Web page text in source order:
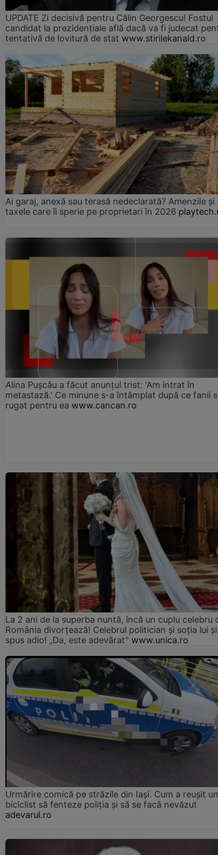
UPDATE Zi decisivă pentru Călin Georgescu! Fostul
candidat la prezidențiale află dacă va fi judecat
tentativă de lovitură de stat www.stirilekanald.ro
Ai garaj, anexă sau terasă nedeclarată? Amenzile și
taxele care îi sperie pe proprietari în 2026
Alina Pușcău a făcut anunțul trist: 'Am intrat în
metastază.' Ce minune s-a întâmplat după ce fanii
rugat pentru ea www.cancan.ro
La 2 ani de la superba nuntă, încă un cuplu celebru
România divorțează! Celebrul politician și soția lui
spus adio! „Da, este adevărat” www.unica.ro
Urmărire comică pe străzile din Iași. Cum a reușit un
biciclist să fenteze poliția și să se facă nevăzut
adevarul.ro